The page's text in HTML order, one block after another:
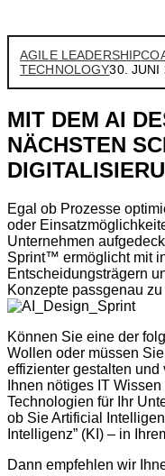
AGILE LEADERSHIP
TECHNOLOGY30. JUNI
MIT DEM AI
NÄCHSTEN
Egal ob Prozesse
oder
Unternehmen
Sprint™ ermöglicht mit
Entscheidungsträgern
Konzepte passgenau
Können Sie eine der
Wollen oder müssen
effizienter gestalten
Ihnen nötiges IT
Technologien für Ihr
ob Sie Artificial
Intelligenz” (KI) – in
Dann empfehlen wir